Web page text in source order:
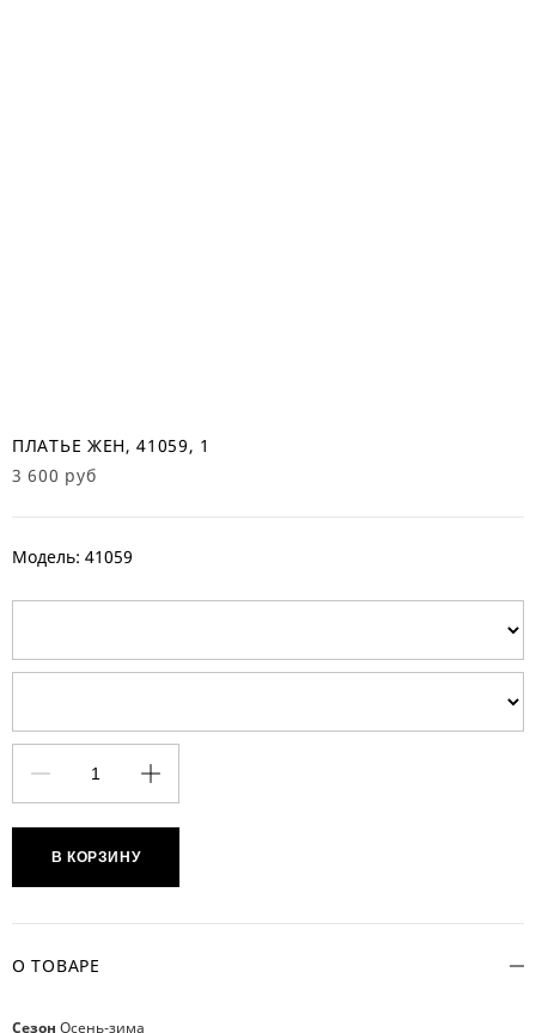
ПЛАТЬЕ ЖЕН, 41059, 1
3 600 руб
Модель: 41059
В КОРЗИНУ
О ТОВАРЕ
Сезон Осень-зима